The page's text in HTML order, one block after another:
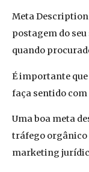
Meta Description
postagem do
quando
É importante que
faça sentido com
Uma boa meta
tráfego orgânico
marketing